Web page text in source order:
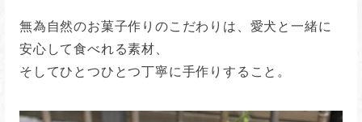
無為自然のお菓子作りのこだわりは、愛犬と一緒に
安心して食べれる素材、
そしてひとつひとつ丁寧に手作りすること。